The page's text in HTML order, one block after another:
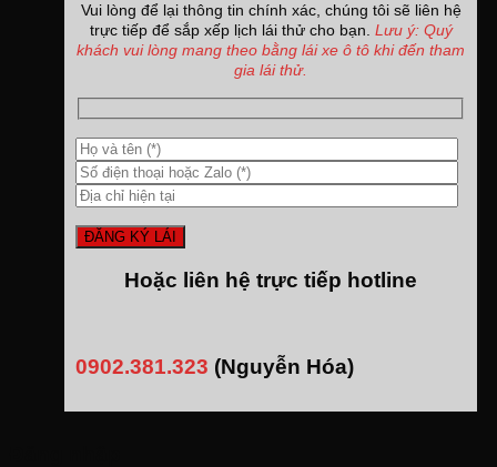
Vui lòng để lại thông tin chính xác, chúng tôi sẽ liên hệ
trực tiếp để sắp xếp lịch lái thử cho bạn. Lưu ý: Quý
khách vui lòng mang theo bằng lái xe ô tô khi đến tham
gia lái thử.
Hoặc liên hệ trực tiếp hotline
0902.381.323 (Nguyễn Hóa)